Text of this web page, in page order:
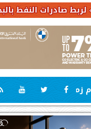
بالبحر الأحمر
زمان رياضة